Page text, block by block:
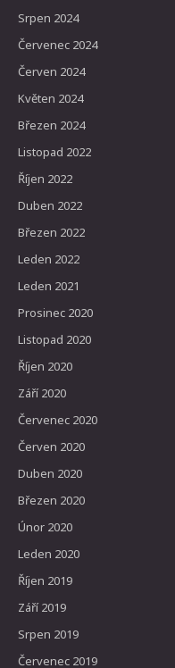
Srpen 2024
Červenec 2024
Červen 2024
Květen 2024
Březen 2024
Listopad 2022
Říjen 2022
Duben 2022
Březen 2022
Leden 2022
Leden 2021
Prosinec 2020
Listopad 2020
Říjen 2020
Září 2020
Červenec 2020
Červen 2020
Duben 2020
Březen 2020
Únor 2020
Leden 2020
Říjen 2019
Září 2019
Srpen 2019
Červenec 2019